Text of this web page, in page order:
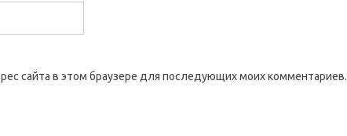
сайта в этом браузере для последующих моих комментариев.